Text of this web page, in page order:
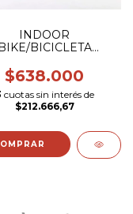
INDOOR
BICICLETA
C/ DISCO DE
18 KG
$638.000
cuotas sin interés de
$212.666,67